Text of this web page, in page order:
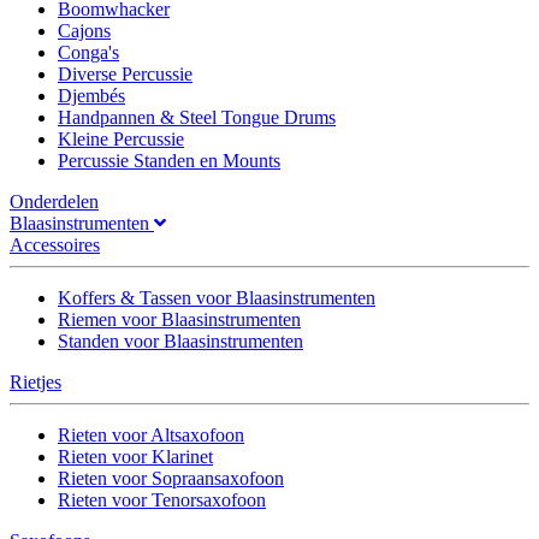
Boomwhacker
Cajons
Conga's
Diverse Percussie
Djembés
Handpannen & Steel Tongue Drums
Kleine Percussie
Percussie Standen en Mounts
Onderdelen
Blaasinstrumenten
Accessoires
Koffers & Tassen voor Blaasinstrumenten
Riemen voor Blaasinstrumenten
Standen voor Blaasinstrumenten
Rietjes
Rieten voor Altsaxofoon
Rieten voor Klarinet
Rieten voor Sopraansaxofoon
Rieten voor Tenorsaxofoon